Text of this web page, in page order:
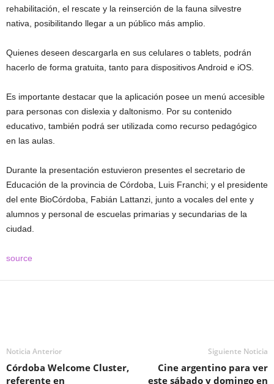
rehabilitación, el rescate y la reinserción de la fauna silvestre
nativa, posibilitando llegar a un público más amplio.
Quienes deseen descargarla en sus celulares o tablets, podrán
hacerlo de forma gratuita, tanto para dispositivos Android e iOS.
Es importante destacar que la aplicación posee un menú accesible
para personas con dislexia y daltonismo. Por su contenido
educativo, también podrá ser utilizada como recurso pedagógico
en las aulas.
Durante la presentación estuvieron presentes el secretario de
Educación de la provincia de Córdoba, Luis Franchi; y el presidente
del ente BioCórdoba, Fabián Lattanzi, junto a vocales del ente y
alumnos y personal de escuelas primarias y secundarias de la
ciudad.
source
Noticia Anterior
Córdoba Welcome Cluster,
referente en
Siguiente Noticia
Cine argentino para ver
este sábado y domingo en